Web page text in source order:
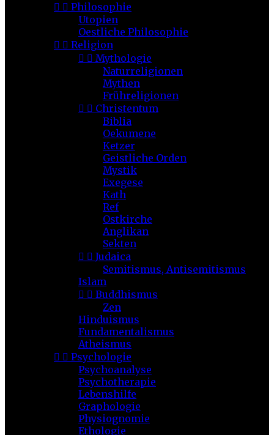
  Philosophie
Utopien
Oestliche Philosophie
  Religion
  Mythologie
Naturreligionen
Mythen
Frühreligionen
  Christentum
Biblia
Oekumene
Ketzer
Geistliche Orden
Mystik
Exegese
Kath
Ref
Ostkirche
Anglikan
Sekten
  Judaica
Semitismus, Antisemitismus
Islam
  Buddhismus
Zen
Hinduismus
Fundamentalismus
Atheismus
  Psychologie
Psychoanalyse
Psychotherapie
Lebenshilfe
Graphologie
Physiognomie
Ethologie